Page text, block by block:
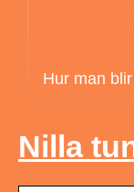
Hur man
Nilla